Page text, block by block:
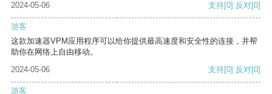
2024-05-06 支持[0] 反对[0]
游客
这款加速器VPM应用程序可以给你提供最高速度和安全性的连接，并帮
助你在网络上自由移动。
2024-05-06
支持[0] 反对[0]
游客